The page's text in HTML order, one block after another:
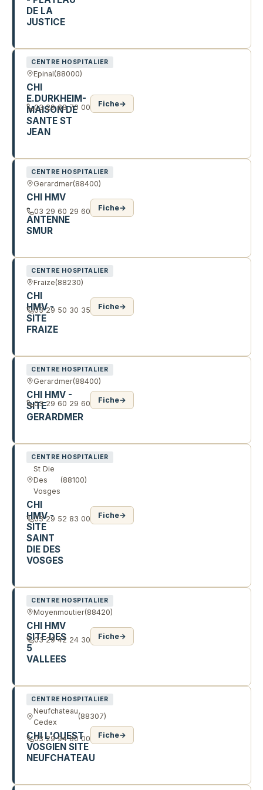
DE LA
JUSTICE
CENTRE HOSPITALIER
Epinal(88000)
CHI
E.DURKHEIM-
MAISON DE
SANTE ST
JEAN
03 29 68 70 00 Fiche→
CENTRE HOSPITALIER
Gerardmer(88400)
CHI HMV
-
ANTENNE
SMUR
03 29 60 29 60 Fiche→
CENTRE HOSPITALIER
Fraize(88230)
CHI
HMV -
SITE
FRAIZE
03 29 50 30 35 Fiche→
CENTRE HOSPITALIER
Gerardmer(88400)
CHI HMV -
SITE
GERARDMER
03 29 60 29 60 Fiche→
CENTRE HOSPITALIER
St Die
Des
Vosges
(88100)
CHI
HMV -
SITE
SAINT
DIE DES
VOSGES
03 29 52 83 00 Fiche→
CENTRE HOSPITALIER
Moyenmoutier(88420)
CHI HMV
SITE DES
5
VALLEES
03 29 42 24 30 Fiche→
CENTRE HOSPITALIER
Neufchateau
Cedex
(88307)
CHI L'OUEST
VOSGIEN SITE
NEUFCHATEAU
03 29 94 80 00 Fiche→